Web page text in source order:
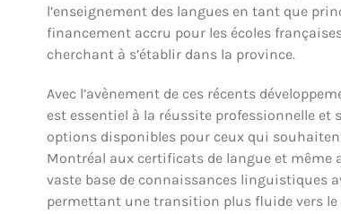
l’enseignement des langues en tant que
financement accru pour les écoles
cherchant à s’établir dans la province.
Avec l’avènement de ces récents
est essentiel à la réussite professionnelle et
options disponibles pour ceux qui
Montréal aux certificats de langue et même
vaste base de connaissances linguistiques
permettant une transition plus fluide vers